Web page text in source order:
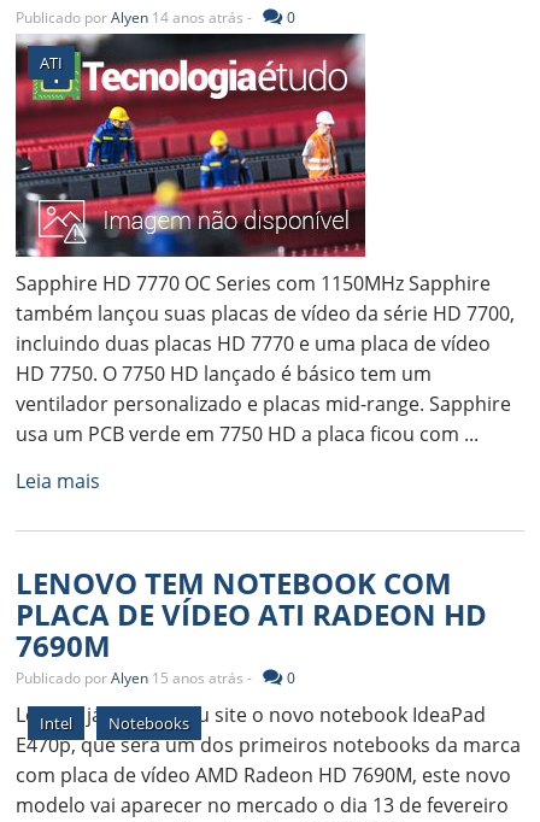
Publicado porAlyen 14 anos atrás - 0
ATI
Sapphire HD 7770 OC Series com 1150MHz Sapphire
também lançou suas placas de vídeo da série HD 7700,
incluindo duas placas HD 7770 e uma placa de vídeo
HD 7750. O 7750 HD lançado é básico tem um
ventilador personalizado e placas mid-range. Sapphire
usa um PCB verde em 7750 HD a placa ficou com ...
Leia mais
LENOVO TEM NOTEBOOK COM
PLACA DE VÍDEO ATI RADEON HD
7690M
Publicado porAlyen 15 anos atrás - 0
Intel Notebooks
Lenovo já tem no seu site o novo notebook IdeaPad
E470p, que será um dos primeiros notebooks da marca
com placa de vídeo AMD Radeon HD 7690M, este novo
modelo vai aparecer no mercado o dia 13 de fevereiro